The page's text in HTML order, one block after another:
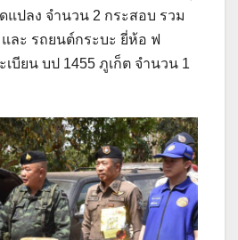
แปลง จำนวน 2 กระสอบ รวม
ละ รถยนต์กระบะ ยี่ห้อ ฟ
เบียน บป 1455 ภูเก็ต จำนวน 1